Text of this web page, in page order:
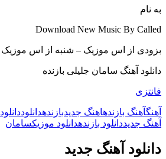
به نام
Download New Music By Called
بزودی از اس موزیک – شنبه از اس موزیک
دانلود آهنگ سامان جلیلی بازنده
فانتزی
آهنگآهنگ بازندهاهنگ جدیدبازندهدانلوددانلود mp3
آهنگ جدیددانلود بازندهدانلود موزیکسامان
دانلود آهنگ جدید